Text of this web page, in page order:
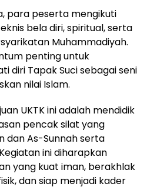
para peserta mengikuti
bela diri, spiritual, serta
Muhammadiyah.
penting untuk
diri Tapak Suci sebagai seni
nilai Islam.
UKTK ini adalah mendidik
pencak silat yang
dan As-Sunnah serta
ini diharapkan
yang kuat iman, berakhlak
dan siap menjadi kader